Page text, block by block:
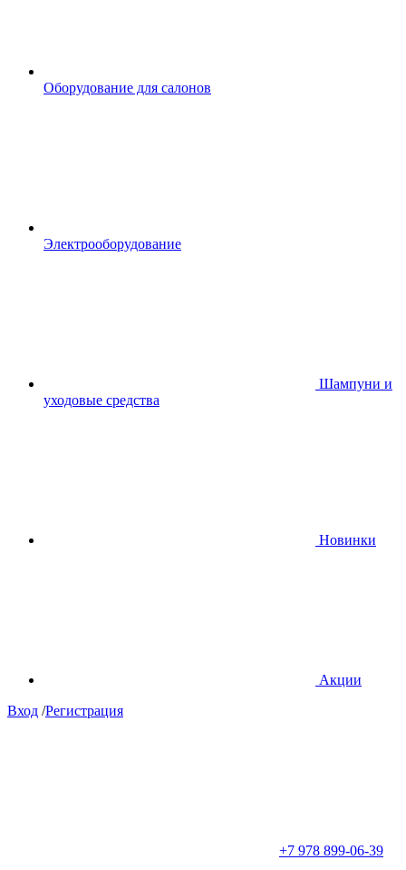
Оборудование для салонов
Электрооборудование
Шампуни и
уходовые средства
Новинки
Акции
Вход /Регистрация
+7 978 899-06-39